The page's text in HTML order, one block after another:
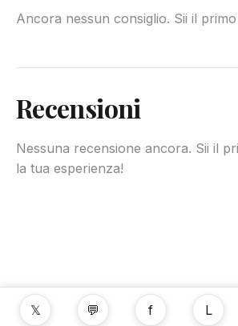
Ancora nessun consiglio. Sii il
Recensioni
Nessuna recensione ancora. Sii il
la tua esperienza!
𝕏 💬 f L